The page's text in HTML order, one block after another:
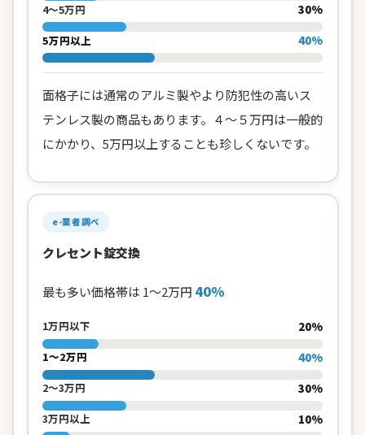
4〜5万円 30%
5万円以上 40%
面格子には通常のアルミ製やより防犯性の高いス
テンレス製の商品もあります。４～５万円は一般的
にかかり、5万円以上することも珍しくないです。
e-業者調べ
クレセント錠交換
最も多い価格帯は 1〜2万円 40%
1万円以下 20%
1〜2万円 40%
2〜3万円 30%
3万円以上 10%